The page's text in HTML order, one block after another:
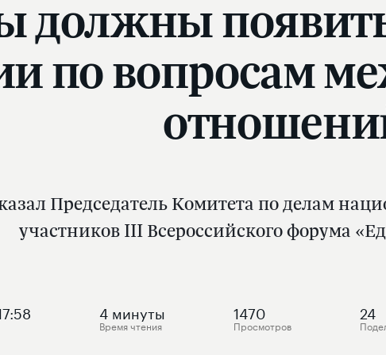
должны
по вопросам
Председатель Комитета по делам
участников III Всероссийского форума
4 минуты
Время чтения
1470
Просмотров
24